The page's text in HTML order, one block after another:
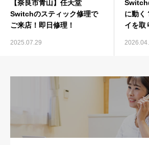
【奈良市青山】任天堂
Switchのスティック修理で
ご来店！即日修理！
2025.07.29
Switch
に動く
イを取